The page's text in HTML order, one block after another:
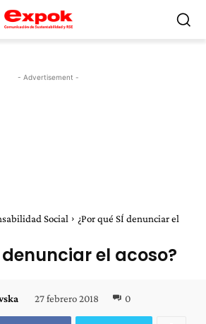
- Advertisement -
Social
¿Por qué SÍ denunciar el
denunciar el acoso?
27 febrero 2018 0